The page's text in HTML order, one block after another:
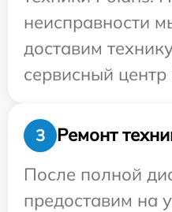
неисправности
доставим
сервисный центр
3
Ремонт
После полной
предоставим на